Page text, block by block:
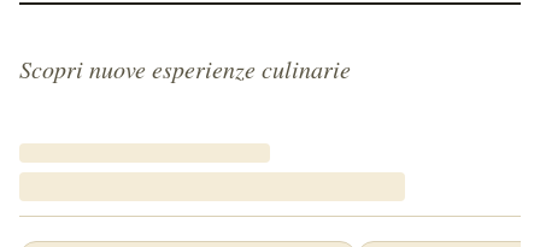
Scopri nuove esperienze culinarie